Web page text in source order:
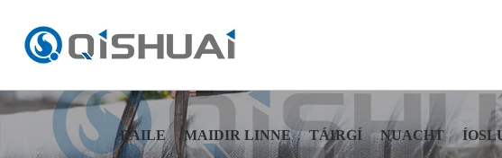
BAILE MAIDIR LINNE TÁIRGÍ NUACHT